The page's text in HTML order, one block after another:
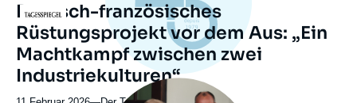
ou
émission
Logo
Deutsch-französisches
Rüstungsprojekt vor dem Aus: „Ein
Machtkampf zwischen zwei
Industriekulturen“
Image
principale